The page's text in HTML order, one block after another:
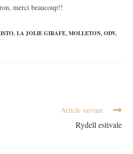
merci beaucoup!!
, LA JOLIE GIRAFE, MOLLETON, ODV,
Article suivant
Rydell estivale